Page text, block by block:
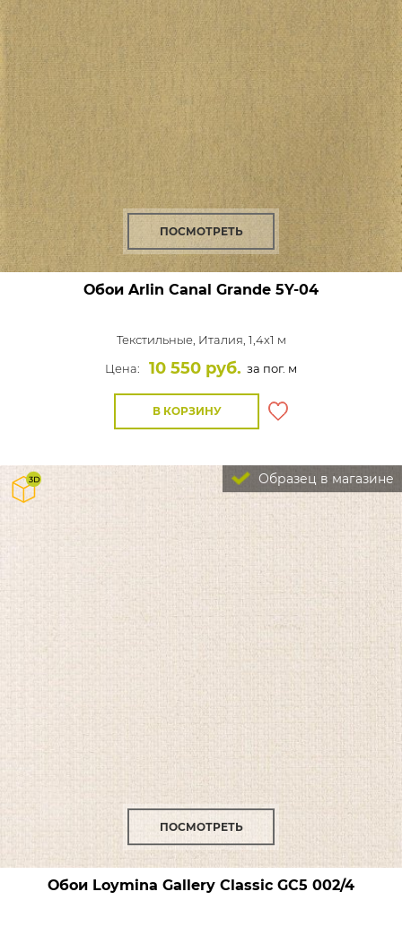
ПОСМОТРЕТЬ
Обои Arlin Canal Grande 5Y-04
Текстильные, Италия, 1,4x1 м
Цена:
10 550 руб. за пог. м
В КОРЗИНУ
Образец в магазине
ПОСМОТРЕТЬ
Обои Loymina Gallery Classic GC5 002/4